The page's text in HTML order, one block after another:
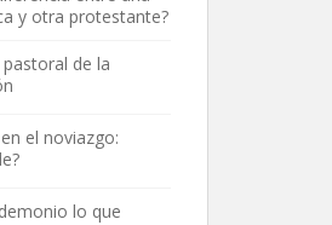
y otra protestante?
de la
el noviazgo:
lo que